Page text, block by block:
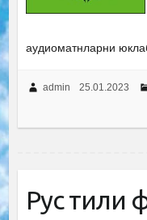
аудиоматнларни
admin 25.01.2023
Рус тили